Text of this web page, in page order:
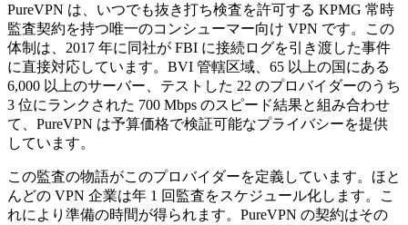
PureVPN は、いつでも抜き打ち検査を許可する KPMG 常時
監査契約を持つ唯一のコンシューマー向け VPN です。この
体制は、2017 年に同社が FBI に接続ログを引き渡した事件
に直接対応しています。BVI 管轄区域、65 以上の国にある
6,000 以上のサーバー、テストした 22 のプロバイダーのうち
3 位にランクされた 700 Mbps のスピード結果と組み合わせ
て、PureVPN は予算価格で検証可能なプライバシーを提供
しています。
この監査の物語がこのプロバイダーを定義しています。ほと
んどの VPN 企業は年 1 回監査をスケジュール化します。こ
れにより準備の時間が得られます。PureVPN の契約はその